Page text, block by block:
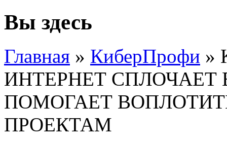
Вы здесь
Главная » КиберПрофи »
ИНТЕРНЕТ
ПОМОГАЕТ
ПРОЕКТАМ